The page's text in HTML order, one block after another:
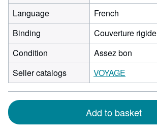
Language
French
Binding
Couverture rigide
Condition
Assez bon
Seller catalogs
VOYAGE
Add to basket